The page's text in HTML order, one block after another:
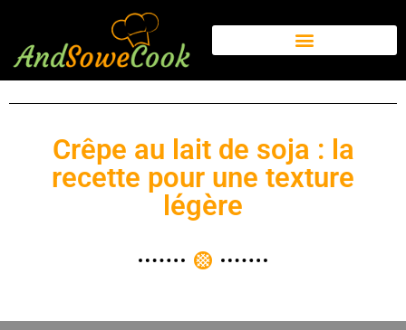
Crêpe au lait de soja : la
recette pour une texture
légère